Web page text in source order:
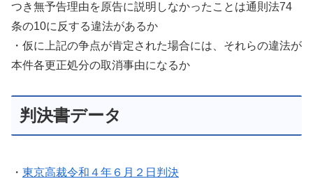
つき無予告理由を原告に説明しなかったことは通則法74
条の10に反する違法があるか
・仮に上記の争点が肯定された場合には、それらの違法が
本件各更正処分の取消事由になるか
判決書データ
・ 東京高裁令和４年６月２日判決